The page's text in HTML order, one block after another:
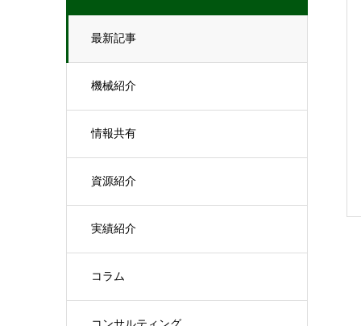
最新記事
機械紹介
情報共有
資源紹介
実績紹介
コラム